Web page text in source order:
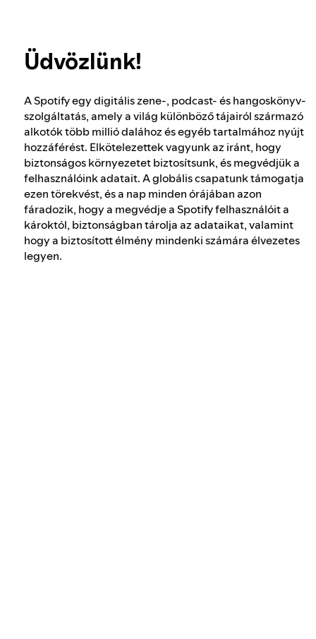
A veszélyes és megtévesztő tartalmakhoz
való hozzáállásunk
Az erőszakos szélsőségekhez való
hozzáállásunk
Üdvözlünk!
A Spotify egy digitális zene-, podcast- és hangoskönyv-
szolgáltatás, amely a világ különböző tájairól származó
alkotók több millió dalához és egyéb tartalmához nyújt
hozzáférést. Elkötelezettek vagyunk az iránt, hogy
biztonságos környezetet biztosítsunk, és megvédjük a
felhasználóink adatait. A globális csapatunk támogatja
ezen törekvést, és a nap minden órájában azon
fáradozik, hogy a megvédje a Spotify felhasználóit a
károktól, biztonságban tárolja az adataikat, valamint
hogy a biztosított élmény mindenki számára élvezetes
legyen.